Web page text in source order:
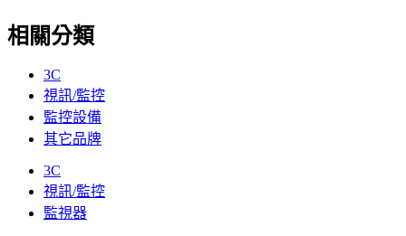
相關分類
3C
視訊/監控
監控設備
其它品牌
3C
視訊/監控
監視器